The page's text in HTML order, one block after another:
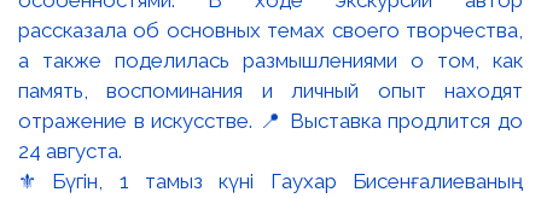
⚜️ Бүгін, 1 тамыз күні Гаухар Бисенғалиеваның